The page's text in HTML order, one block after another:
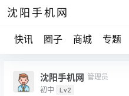
沈阳手机网
快讯 圈子 商城 专题
沈阳手机网 管理员
初中
Lv2